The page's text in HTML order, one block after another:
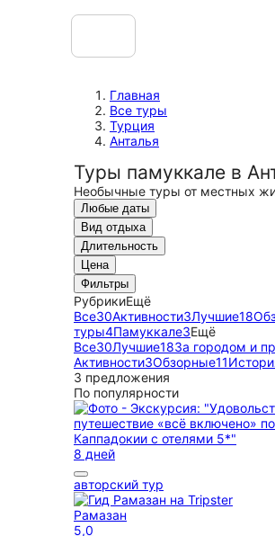
Главная
Все туры
Турция
Анталья
Туры памуккале в
Необычные туры от местных
Любые даты
Вид отдыха
Длительность
Цена
Фильтры
РубрикиЕщё
Все30Активности3Лучшие18
туры4Памуккале3Ещё
Все30Лучшие18За городом и
Активности3Обзорные11
3 предложения
По популярности
8 дней
авторский тур
Рамазан
5,0